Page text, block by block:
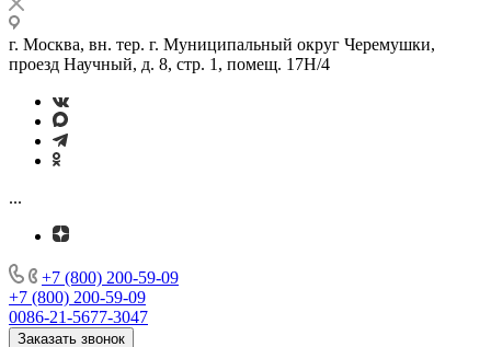
г. Москва, вн. тер. г. Муниципальный округ Черемушки,
проезд Научный, д. 8, стр. 1, помещ. 17Н/4
...
+7 (800) 200-59-09
+7 (800) 200-59-09
0086-21-5677-3047
Заказать звонок